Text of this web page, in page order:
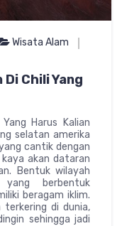
Wisata Alam
Chili Yang
Harus Kalian
selatan amerika
cantik dengan
akan dataran
Bentuk wilayah
berbentuk
beragam iklim.
di dunia,
sehingga jadi